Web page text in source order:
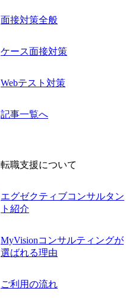
面接対策全般
ケース面接対策
Webテスト対策
記事一覧へ
転職支援について
エグゼクティブコンサルタン
ト紹介
MyVisionコンサルティングが
選ばれる理由
ご利用の流れ